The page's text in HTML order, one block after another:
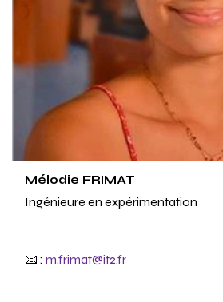
Mélodie FRIMAT
Ingénieure en expérimentation
📧 : m.frimat@it2.fr